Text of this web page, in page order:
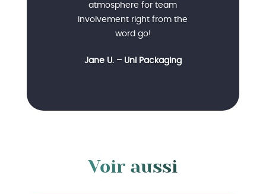
atmosphere for team
involvement right from the
word go!
Jane U. – Uni Packaging
Voir aussi